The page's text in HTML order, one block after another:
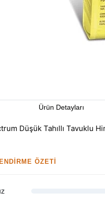
Ürün Detayları
Düşük Tahıllı Tavuklu
ÖZETI